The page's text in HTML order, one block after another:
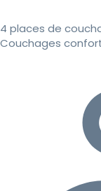
4 places de
Couchages